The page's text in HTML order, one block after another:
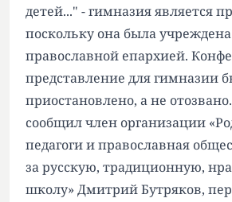
детей..." - гимназия является
поскольку она была
православной епархией.
представление для гимназии
приостановлено, а не
сообщил член организации
педагоги и православная
за русскую, традиционную,
школу» Дмитрий Бутряков,